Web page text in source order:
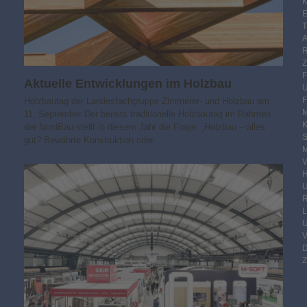
Aktuelle Entwicklungen im Holzbau
Holzbautag der Landesfachgruppe Zimmerer- und Holzbau am
11. September Der bereits traditionelle Holzbautag im Rahmen
der NordBau stellt in diesem Jahr die Frage: „Holzbau – alles
gut? Bewährte Konstruktion oder…